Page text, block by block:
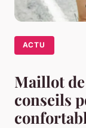
ACTU
Maillot
conseils